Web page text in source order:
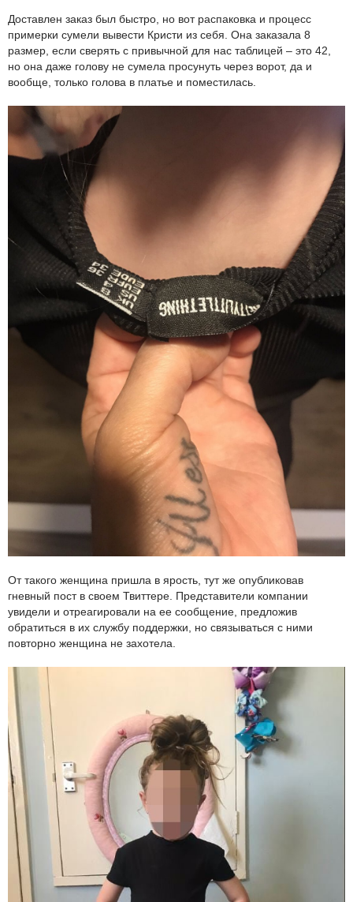
Доставлен заказ был быстро, но вот распаковка и процесс
примерки сумели вывести Кристи из себя. Она заказала 8
размер, если сверять с привычной для нас таблицей – это 42,
но она даже голову не сумела просунуть через ворот, да и
вообще, только голова в платье и поместилась.
От такого женщина пришла в ярость, тут же опубликовав
гневный пост в своем Твиттере. Представители компании
увидели и отреагировали на ее сообщение, предложив
обратиться в их службу поддержки, но связываться с ними
повторно женщина не захотела.